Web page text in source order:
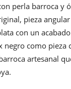
perla barroca y
pieza
con un
negro como pieza
artesanal